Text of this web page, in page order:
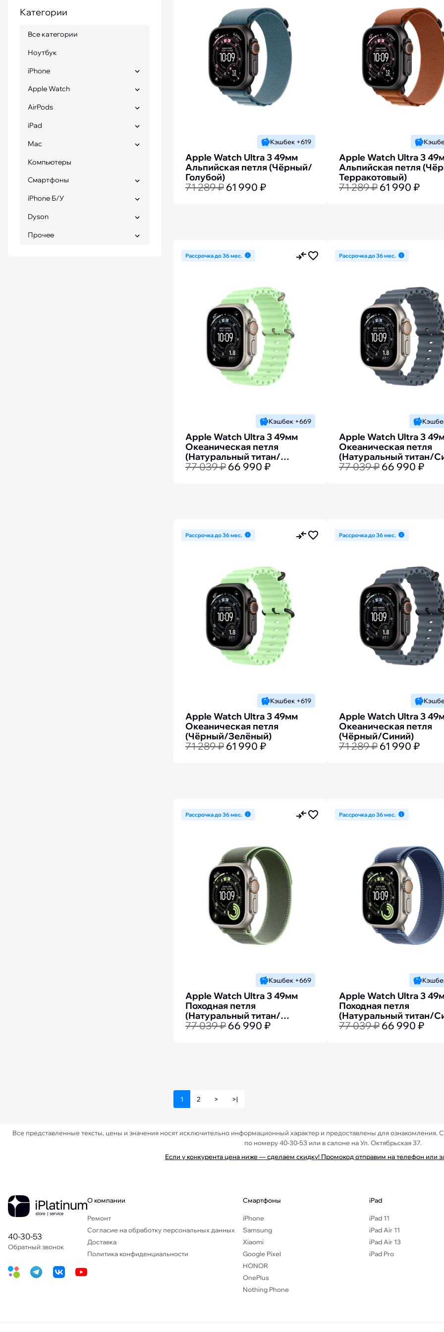
iPhone 15 Pro Max бу
Категории
Все категории
Ноутбук
iPhone
Apple Watch
AirPods
iPad
Mac
Компьютеры
Смартфоны
iPhone Б/У
Dyson
Прочее
Кэшбек +619
Apple Watch Ultra 3 49мм
Альпийская петля (Чёрный/
Голубой)
71 289 ₽ 61 990 ₽
Apple Watch Ultra 3
Альпийская петля
Терракотовый)
71 289 ₽ 61 990 ₽
Рассрочка до 36 мес.
Кэшбек +669
Apple Watch Ultra 3 49мм
Океаническая петля
(Натуральный титан/
Зелёный)
77 039 ₽ 66 990 ₽
Рассрочка до 36 мес.
Apple Watch Ultra 3
Океаническая петля
(Натуральный титан/
77 039 ₽ 66 990 ₽
Рассрочка до 36 мес.
Кэшбек +619
Apple Watch Ultra 3 49мм
Океаническая петля
(Чёрный/Зелёный)
71 289 ₽ 61 990 ₽
Рассрочка до 36 мес.
Apple Watch Ultra 3
Океаническая петля
(Чёрный/Синий)
71 289 ₽ 61 990 ₽
Рассрочка до 36 мес.
Кэшбек +669
Apple Watch Ultra 3 49мм
Походная петля
(Натуральный титан/
Зелёный)
77 039 ₽ 66 990 ₽
Рассрочка до 36 мес.
Apple Watch Ultra 3
Походная петля
(Натуральный титан/
77 039 ₽ 66 990 ₽
1 2 > >|
Все представленные тексты, цены и значения носят исключительно информационный характер и предоставлены для
по номеру 40-30-53 или в салоне на Ул. Октябрьская 37.
Если у конкурента цена ниже — сделаем скидку! Промокод отправим на телефон или
40-30-53
Обратный звонок
О компании
Ремонт
Согласие на обработку персональных данных
Доставка
Политика конфиденциальности
Смартфоны
iPhone
Samsung
Xiaomi
Google Pixel
HONOR
OnePlus
Nothing Phone
iPad
iPad 11
iPad Air 11
iPad Air 13
iPad Pro